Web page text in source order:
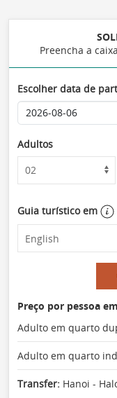
Preencha a
Escolher data de
Adultos
Guia turístico em
Preço por pessoa
Adulto em quarto
Adulto em quarto
Transfer: Hanoi -